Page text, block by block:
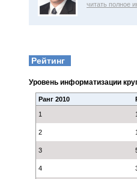
читать полное
Рейтинг
Уровень информатизации
Ранг 2010
1
2
3
4